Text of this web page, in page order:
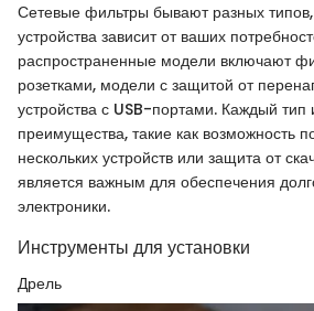
Сетевые фильтры бывают разных
устройства зависит от ваших
распространенные модели включают
розетками, модели с защитой от
устройства с USB-портами. Каждый тип
преимущества, такие как возможность
нескольких устройств или защита от
является важным для обеспечения
электроники.
Инструменты для установки
Дрель